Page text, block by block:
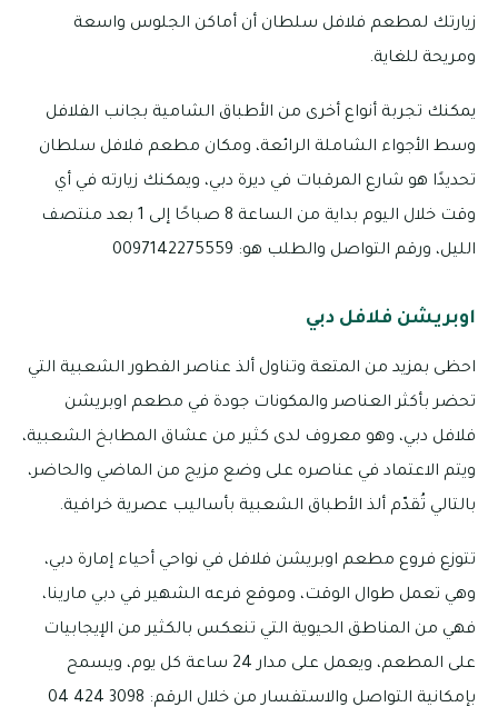
زيارتك لمطعم فلافل سلطان أن أماكن الجلوس واسعة
ومريحة للغاية.
يمكنك تجربة أنواع أخرى من الأطباق الشامية بجانب الفلافل
وسط الأجواء الشاملة الرائعة، ومكان مطعم فلافل سلطان
تحديدًا هو شارع المرقبات في ديرة دبي، ويمكنك زيارته في أي
وقت خلال اليوم بداية من الساعة 8 صباحًا إلى 1 بعد منتصف
الليل، ورقم التواصل والطلب هو: 0097142275559
اوبريشن فلافل دبي
احظى بمزيد من المتعة وتناول ألذ عناصر الفطور الشعبية التي
تحضر بأكثر العناصر والمكونات جودة في مطعم اوبريشن
فلافل دبي، وهو معروف لدى كثير من عشاق المطابخ الشعبية،
ويتم الاعتماد في عناصره على وضع مزيج من الماضي والحاضر،
بالتالي تُقدّم ألذ الأطباق الشعبية بأساليب عصرية خرافية.
تتوزع فروع مطعم اوبريشن فلافل في نواحي أحياء إمارة دبي،
وهي تعمل طوال الوقت، وموقع فرعه الشهير في دبي مارينا،
فهي من المناطق الحيوية التي تنعكس بالكثير من الإيجابيات
على المطعم، ويعمل على مدار 24 ساعة كل يوم، ويسمح
بإمكانية التواصل والاستفسار من خلال الرقم: 3098 424 04